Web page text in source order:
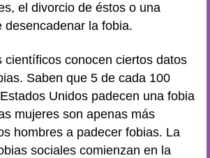
el divorcio de éstos o una
desencadenar la fobia.
científicos conocen ciertos datos
Saben que 5 de cada 100
Unidos padecen una fobia
mujeres son apenas más
hombres a padecer fobias. La
sociales comienzan en la